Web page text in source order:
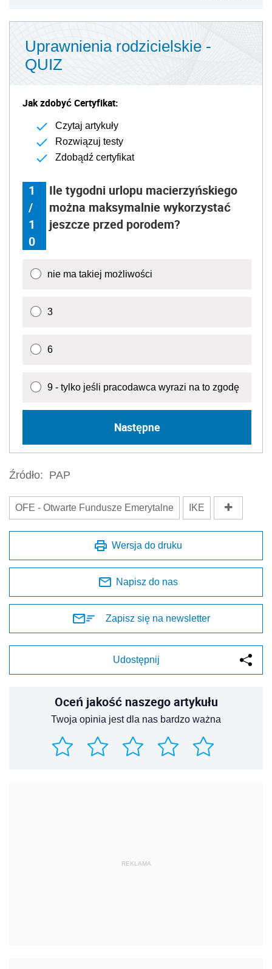
Uprawnienia rodzicielskie -
QUIZ
Jak zdobyć Certyfikat:
Czytaj artykuły
Rozwiązuj testy
Zdobądź certyfikat
1
/
1
0
Ile tygodni urlopu macierzyńskiego
można maksymalnie wykorzystać
jeszcze przed porodem?
nie ma takiej możliwości
3
6
9 - tylko jeśli pracodawca wyrazi na to zgodę
Następne
Źródło: PAP
OFE - Otwarte Fundusze Emerytalne IKE
Wersja do druku
Napisz do nas
Zapisz się na newsletter
Udostępnij
Oceń jakość naszego artykułu
Twoja opinia jest dla nas bardzo ważna
REKLAMA